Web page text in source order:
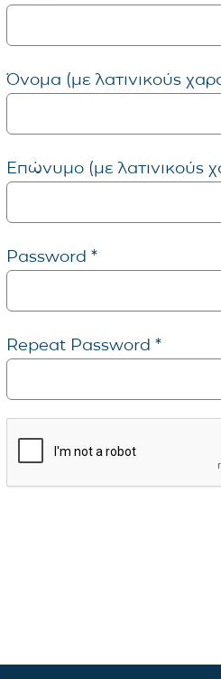
Όνομα (με λατινικούς
Επώνυμο (με λατινικούς
Password *
Repeat Password *